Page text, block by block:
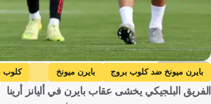
Getty Images
بايرن ميونخ ضد كلوب بروج بايرن ميونخ كلوب
الفريق البلجيكي يخشى عقاب بايرن في أليانز أرينا